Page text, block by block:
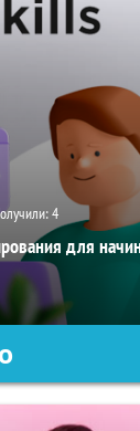
4
для